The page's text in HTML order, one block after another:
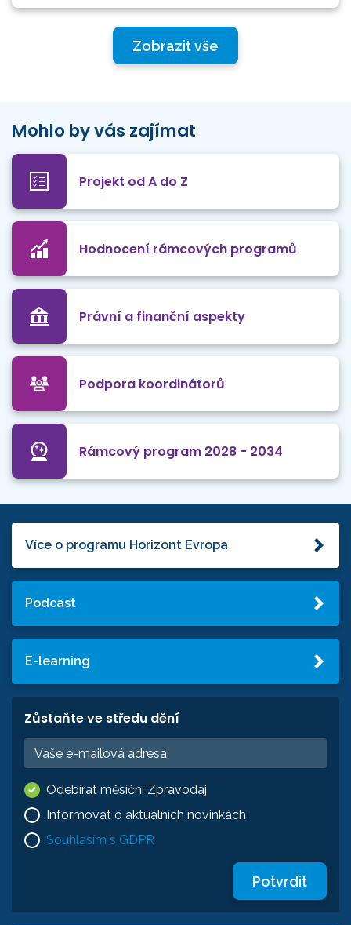
Zobrazit vše
Mohlo by vás zajímat
Projekt od A do Z
Hodnocení rámcových programů
Právní a finanční aspekty
Podpora koordinátorů
Rámcový program 2028 - 2034
Více o programu Horizont Evropa
Podcast
E-learning
Zůstaňte ve středu dění
Odebírat měsíční Zpravodaj
Informovat o aktuálních novinkách
Souhlasím s GDPR
Potvrdit